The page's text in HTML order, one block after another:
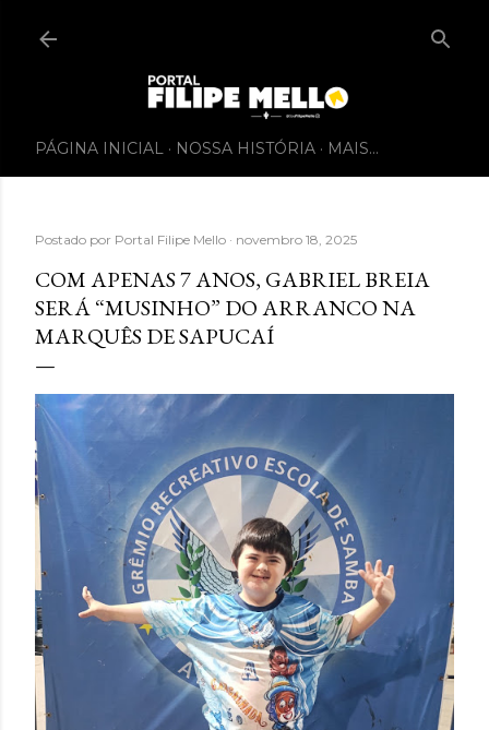
PÁGINA INICIAL NOSSA HISTÓRIA MAIS…
Postado por Portal Filipe Mello novembro 18, 2025
COM APENAS 7 ANOS, GABRIEL BREIA
SERÁ “MUSINHO” DO ARRANCO NA
MARQUÊS DE SAPUCAÍ